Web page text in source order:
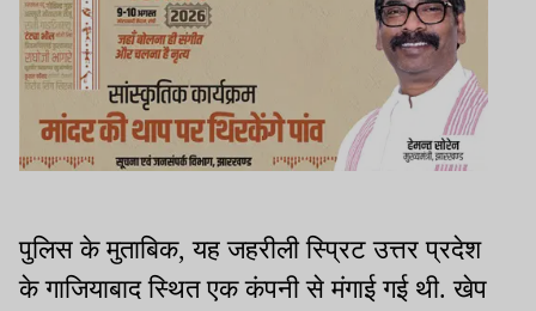
पुलिस के मुताबिक, यह जहरीली स्प्रिट उत्तर प्रदेश
के गाजियाबाद स्थित एक कंपनी से मंगाई गई थी. खेप